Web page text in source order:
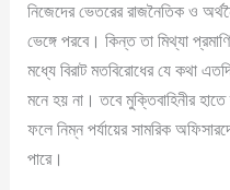
নিজেদের ভেতরের রাজনৈতিক ও
ভেঙ্গে পরবে। কিন্ত তা মিথ্যা
মধ্যে বিরাট মতবিরোধের যে কথা
মনে হয় না। তবে মুক্তিবাহিনীর
ফলে নিম্ন পর্যায়ের সামরিক
পারে।